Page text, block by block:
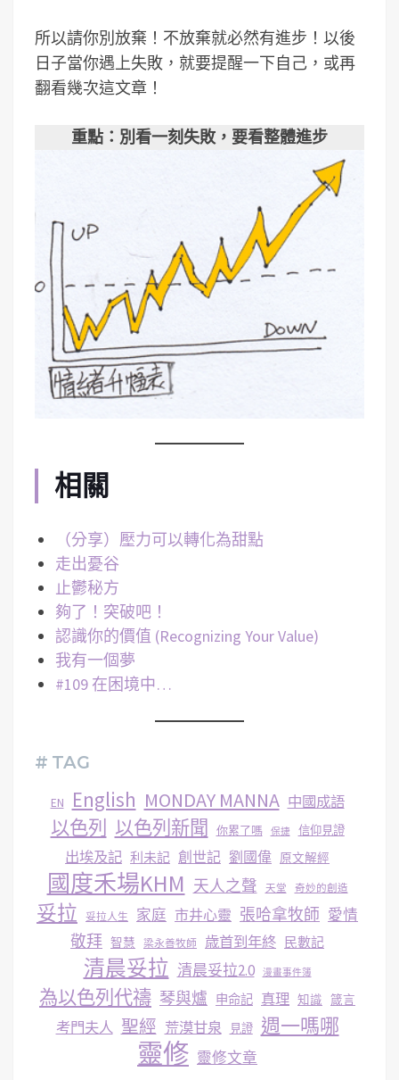
所以請你別放棄！不放棄就必然有進步！以後
日子當你遇上失敗，就要提醒一下自己，或再
翻看幾次這文章！
重點：別看一刻失敗，要看整體進步
相關
（分享）壓力可以轉化為甜點
走出憂谷
止鬱秘方
夠了！突破吧！
認識你的價值 (Recognizing Your Value)
我有一個夢
#109 在困境中…
# TAG
EN English MONDAY MANNA 中國成語
以色列 以色列新聞 你累了嗎 保捷 信仰見證
出埃及記 利未記 創世記 劉國偉 原文解經
國度禾場KHM 天人之聲 天堂 奇妙的創造
妥拉 妥拉人生 家庭 市井心靈 張哈拿牧師 愛情
敬拜 智慧 梁永善牧師 歳首到年終 民數記
清晨妥拉 清晨妥拉2.0 漫畫事件簿
為以色列代禱 琴與爐 申命記 真理 知識 箴言
考門夫人 聖經 荒漠甘泉 見證 週一嗎哪
靈修 靈修文章